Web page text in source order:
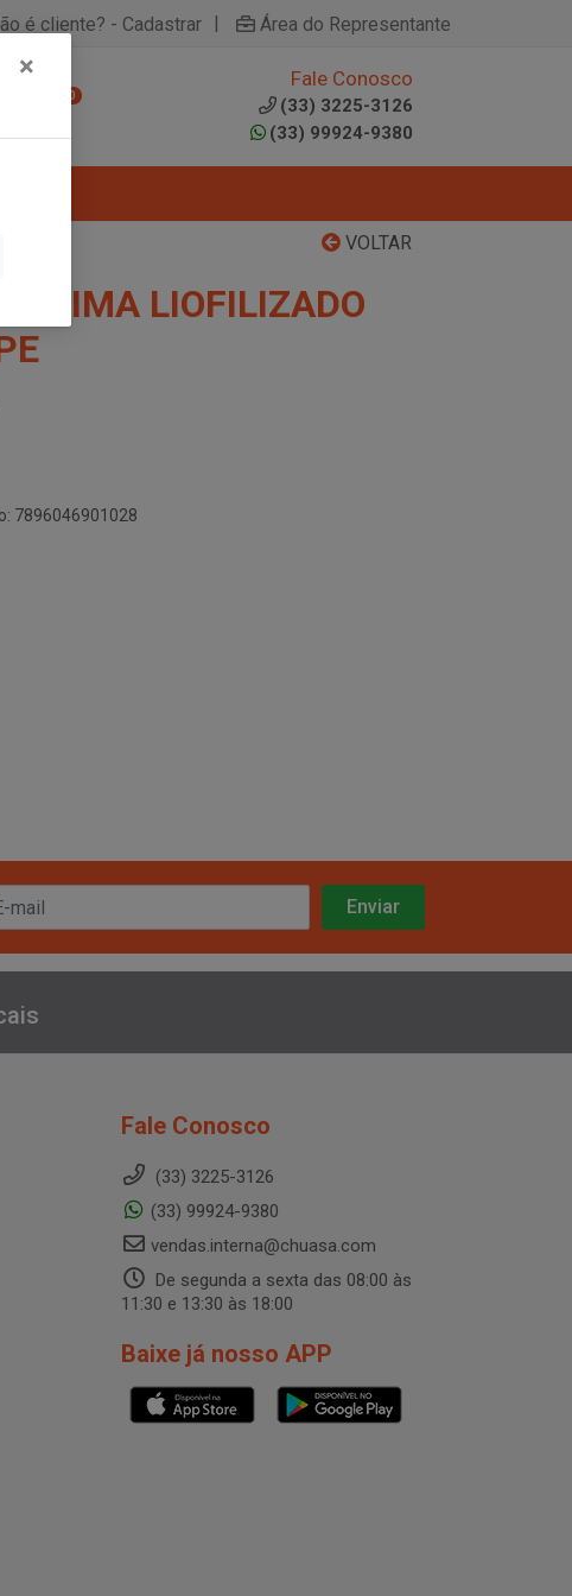
é cliente? - Cadastrar | Área do Representante
0
Fale Conosco
(33) 3225-3126
(33) 99924-9380
VOLTAR
PRIMA LIOFILIZADO
7896046901028
Fale Conosco
(33) 3225-3126
(33) 99924-9380
vendas.interna@chuasa.com
De segunda a sexta das 08:00 às
11:30 e 13:30 às 18:00
Baixe já nosso APP
×